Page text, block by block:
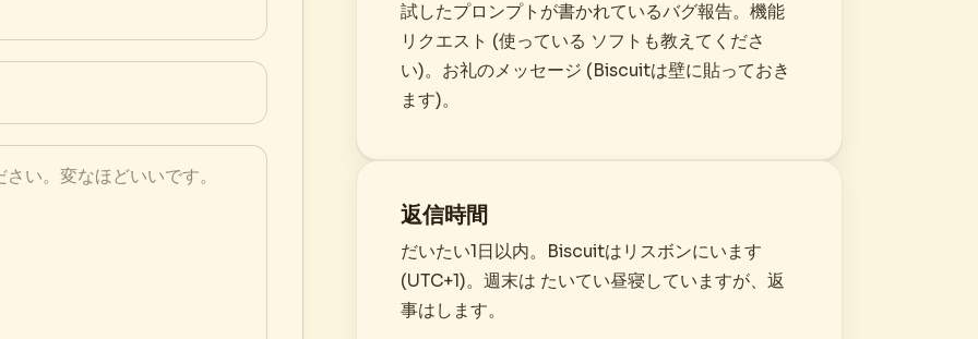
試したプロンプトが書かれているバグ報告。機能
リクエスト (使っている ソフトも教えてくださ
い)。お礼のメッセージ (Biscuitは壁に貼っておき
ます)。
返信時間
だいたい1日以内。Biscuitはリスボンにいます
(UTC+1)。週末は たいてい昼寝していますが、返
事はします。